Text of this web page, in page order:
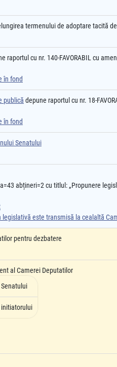
termenului de adoptare tacită
raportul cu nr. 140-FAVORABIL cu
în fond
publică depune raportul cu nr. 18-
în fond
Senatului
abțineri=2 cu titlul: „Propunere
este transmisă la cealaltă
pentru dezbatere
al Camerei Deputatilor
initiatorului